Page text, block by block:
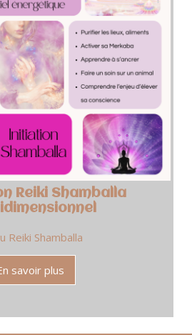
Reiki Shamballa
Reiki Shamballa
savoir plus